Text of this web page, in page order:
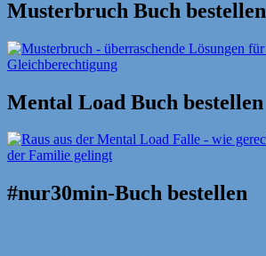
Musterbruch Buch bestellen
Mental Load Buch bestellen
#nur30min-Buch bestellen